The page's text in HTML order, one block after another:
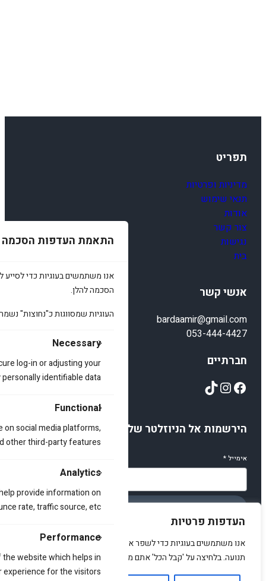
העדפות פרטיות
אנו משתמשים בעוגיות כדי לשפר את האתר, להציג תוכן מותאם ולנתח
תנועה. בלחיצה על 'קבל הכל' אתם מסכימים לכך.
התאמת העדפות הסכמה
אנו משתמשים בעוגיות כדי לסייע
הסכמה להלן.
העוגיות שמסווגות כ"נחוצות"
Necessary
log-in or adjusting your
identifiable data.
Functional
social media platforms,
other third-party features.
Analytics
provide information on
rate, traffic source, etc.
Performance
website which helps in
for the visitors.
תפריט
מדיניות ופרטיות
תנאי שימוש
אודות
צור קשר
נגישות
בית
אנשי קשר
bardaamir@gmail.com
053-444-4427
חברתיים
Facebook
Instagram
TikTok
הירשמות אל הניוזלטר שלנו
אימייל*
© 2025 amirstuff. All rights reserved.